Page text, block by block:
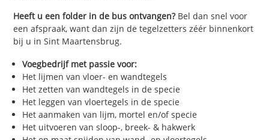
Heeft u een folder in de bus ontvangen?Bel dan snel voor
een afspraak, want dan zijn de tegelzetters zéér binnenkort
bij u in Sint Maartensbrug.
Voegbedrijf met passie voor:
Het lijmen van vloer- en wandtegels
Het zetten van wandtegels in de specie
Het leggen van vloertegels in de specie
Het aanmaken van lijm, mortel en/of specie
Het uitvoeren van sloop-, breek- & hakwerk